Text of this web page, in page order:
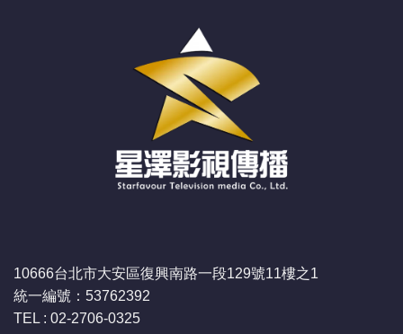
10666台北市大安區復興南路一段129號11樓之1
統一編號：53762392
TEL : 02-2706-0325